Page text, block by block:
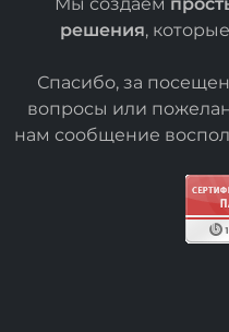
Мы создаем
Спасибо, за
вопросы или
нам сообщение